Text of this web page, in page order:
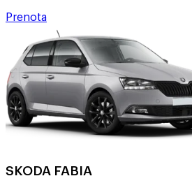
Prenota
SKODA FABIA